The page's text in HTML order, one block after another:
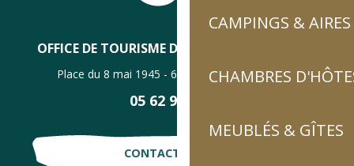
CAMPINGS &
CHAMBRES
MEUBLÉS & GÎTES
OFFICE DE TOURISME DE LUZ-SAINT-SAUVEUR
Place du 8 mai 1945 - 65120 Luz-Saint-Sauveur
05 62 92 30 30
CONTACTE-NOUS !